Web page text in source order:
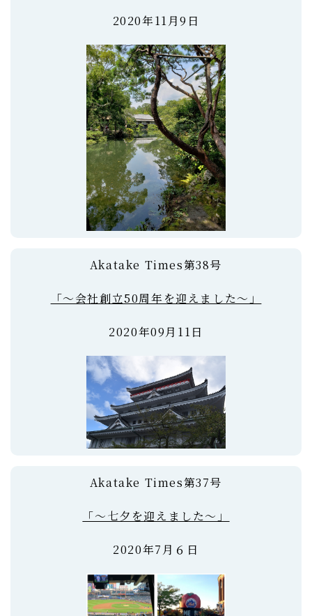
2020年11月9日
Akatake Times第38号
「～会社創立50周年を迎えました～」
2020年09月11日
Akatake Times第37号
「～七夕を迎えました～」
2020年7月６日